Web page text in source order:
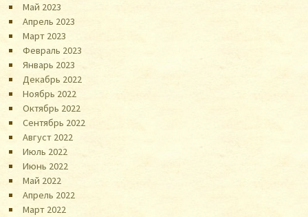
Май 2023
Апрель 2023
Март 2023
Февраль 2023
Январь 2023
Декабрь 2022
Ноябрь 2022
Октябрь 2022
Сентябрь 2022
Август 2022
Июль 2022
Июнь 2022
Май 2022
Апрель 2022
Март 2022